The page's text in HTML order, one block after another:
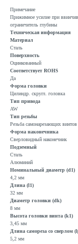
Примечание
Прижимное усилие при
ограничитель глубины
Техническая информация
Материал
Сталь
Поверхность
Оцинкованный
Соответствует ROHS
Да
Форма головки
Цилиндр. скругл. головка
Тип привода
AW
Тип резьбы
Резьба самонарезающих винтов
Форма наконечника
Сверловидный наконечник
Подземный
Сталь
Алюминий
Номинальный диаметр (d1)
4,2 мм
Длина (l1)
32 мм
Диаметр головки (dk)
8 мм
Высота головки винта (k1)
3,45 мм
Длина самореза со сверлом
5,2 мм